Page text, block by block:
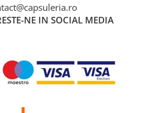
NE IN SOCIAL MEDIA